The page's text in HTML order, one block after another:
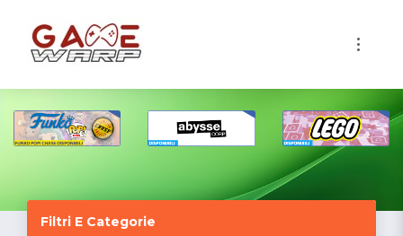
Filtri E Categorie